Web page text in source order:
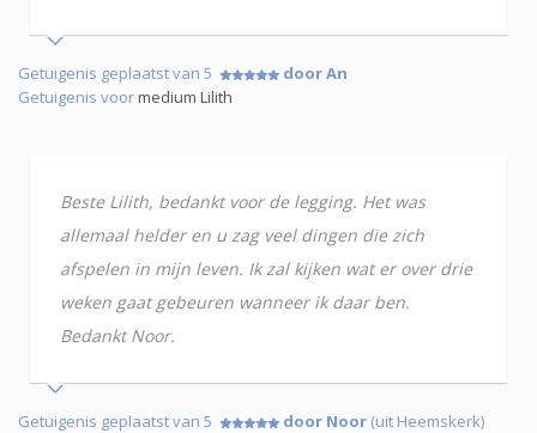
Getuigenis geplaatst van 5
door An
Getuigenis voormedium Lilith
Beste Lilith, bedankt voor de legging. Het was
allemaal helder en u zag veel dingen die zich
afspelen in mijn leven. Ik zal kijken wat er over drie
weken gaat gebeuren wanneer ik daar ben.
Bedankt Noor.
Getuigenis geplaatst van 5 door Noor (uit Heemskerk)